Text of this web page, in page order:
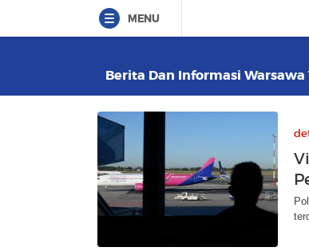
MENU
Berita Dan Informasi